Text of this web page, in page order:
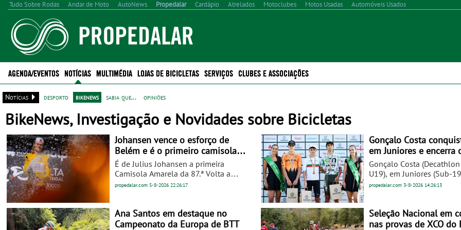
Tudo Sobre Rodas Andar de Moto AutoNews Propedalar Cardápio Atrelados Motoclubes Motos Usadas Automóveis Usados
AGENDA/EVENTOS NOTÍCIAS MULTIMÉDIA LOJAS DE BICICLETAS SERVIÇOS CLUBES E ASSOCIAÇÕES
Notícias desporto bikenews sabia que... opiniões
BikeNews, Investigação e Novidades sobre Bicicletas
Johansen vence o esforço de
Belém e é o primeiro camisola
amarela da Volta a Portugal -
Prova decorre entre 5 e 16 de
Agosto
É de Julius Johansen a primeira
Camisola Amarela da 87.ª Volta a
Portugal Jogos Santa Casa, depois do
corredor da UAE Team Emirates XRG foi
o penúltimo a ir para a estrada, mas,
propedalar.com 5-8-2026 22:26:17
Gonçalo Costa
em Juniores e encerra
da Juventude no
Gonçalo Costa (Decathlon
U19), em Juniores (Sub-
Varela (Cantanhede
Nacionais de Fundo,
último dia dos
propedalar.com 3-8-2026 14:26:13
Ana Santos em destaque no
Campeonato da Europa de BTT
Seleção Nacional em
nas provas de XCO do